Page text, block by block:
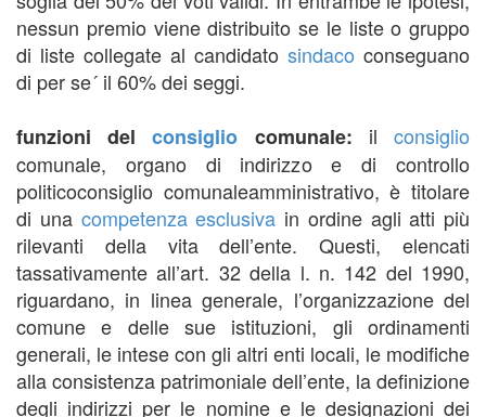
nessun premio viene distribuito se le liste o gruppo
di liste collegate al candidato sindaco conseguano
di per se´ il 60% dei seggi.
funzioni delconsiglio comunale: ilconsiglio
comunale, organo di indirizzo e di controllo
politicoconsiglio comunaleamministrativo, è titolare
di una competenza esclusiva in ordine agli atti più
rilevanti della vita dell’ente. Questi, elencati
tassativamente all’art. 32 della l. n. 142 del 1990,
riguardano, in linea generale, l’organizzazione del
comune e delle sue istituzioni, gli ordinamenti
generali, le intese con gli altri enti locali, le modifiche
alla consistenza patrimoniale dell’ente, la definizione
degli indirizzi per le nomine e le designazioni dei